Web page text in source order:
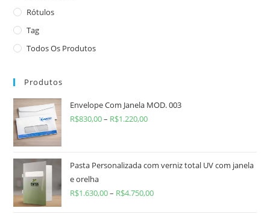
Rótulos
Tag
Todos Os Produtos
Produtos
Envelope Com Janela MOD. 003
R$830,00– R$1.220,00
Pasta Personalizada com verniz total UV com janela
e orelha
R$1.630,00– R$4.750,00